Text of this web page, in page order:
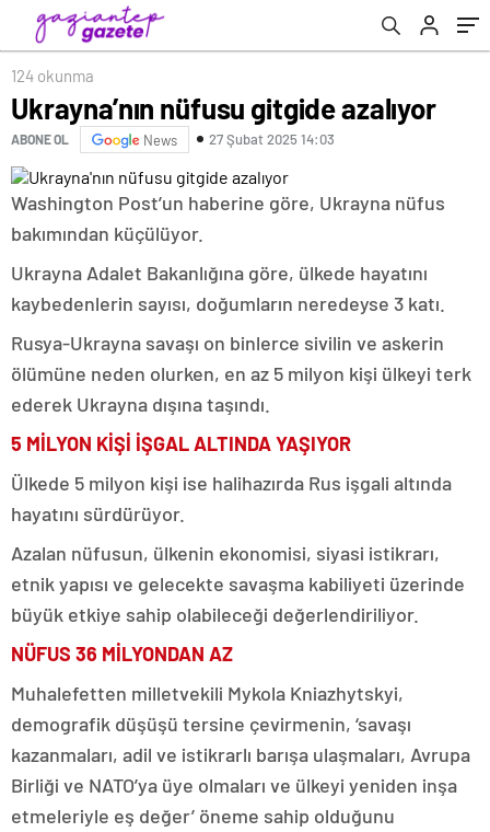
124 okunma
Ukrayna’nın nüfusu gitgide azalıyor
ABONE OL News 27 Şubat 2025 14:03
Washington Post’un haberine göre, Ukrayna nüfus
bakımından küçülüyor.
Ukrayna Adalet Bakanlığına göre, ülkede hayatını
kaybedenlerin sayısı, doğumların neredeyse 3 katı.
Rusya-Ukrayna savaşı on binlerce sivilin ve askerin
ölümüne neden olurken, en az 5 milyon kişi ülkeyi terk
ederek Ukrayna dışına taşındı.
5 MİLYON KİŞİ İŞGAL ALTINDA YAŞIYOR
Ülkede 5 milyon kişi ise halihazırda Rus işgali altında
hayatını sürdürüyor.
Azalan nüfusun, ülkenin ekonomisi, siyasi istikrarı,
etnik yapısı ve gelecekte savaşma kabiliyeti üzerinde
büyük etkiye sahip olabileceği değerlendiriliyor.
NÜFUS 36 MİLYONDAN AZ
Muhalefetten milletvekili Mykola Kniazhytskyi,
demografik düşüşü tersine çevirmenin, ‘savaşı
kazanmaları, adil ve istikrarlı barışa ulaşmaları, Avrupa
Birliği ve NATO’ya üye olmaları ve ülkeyi yeniden inşa
etmeleriyle eş değer’ öneme sahip olduğunu